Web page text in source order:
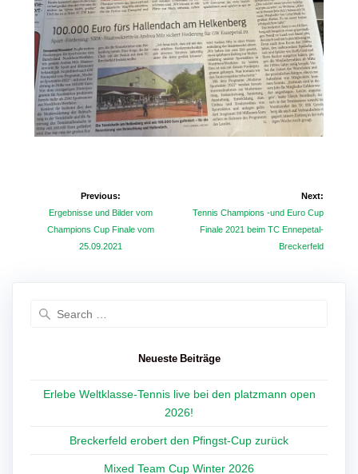
Beitragsnavigation
Previous:
Previous
post:
Ergebnisse und Bilder vom
Champions Cup Finale vom
25.09.2021
Next:
Next
post:
Tennis Champions -und Euro Cup
Finale 2021 beim TC Ennepetal-
Breckerfeld
Neueste Beiträge
Erlebe Weltklasse-Tennis live bei den platzmann open
2026!
Breckerfeld erobert den Pfingst-Cup zurück
Mixed Team Cup Winter 2026